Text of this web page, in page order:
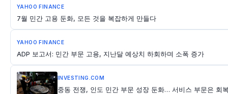
YAHOO FINANCE
7월 민간 고용 둔화, 모든 것을 복잡하게 만들다
YAHOO FINANCE
ADP 보고서: 민간 부문 고용, 지난달 예상치 하회하며 소폭 증가
INVESTING.COM
중동 전쟁, 인도 민간 부문 성장 둔화… 서비스 부문은 회